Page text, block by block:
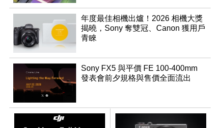
年度最佳相機出爐！2026 相機大獎
揭曉，Sony 奪雙冠、Canon 獲用戶
青睞
Sony FX5 與平價 FE 100-400mm
發表會前夕規格與售價全面流出